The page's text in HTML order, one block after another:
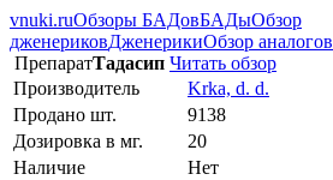
vnuki.ruОбзоры БАДовБАДыОбзор
дженериковДженерикиОбзор аналогов
ПрепаратТадасип Читать обзор
Производитель
Krka, d. d.
Продано шт.
9138
Дозировка в мг.
20
Наличие
Нет